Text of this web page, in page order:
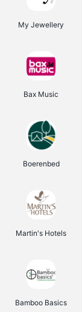
My Jewellery
Bax Music
Boerenbed
Martin's Hotels
Bamboo Basics